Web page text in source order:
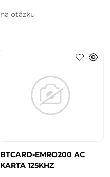
na otázku
BTCARD-EMRO200 AC
KARTA 125KHZ